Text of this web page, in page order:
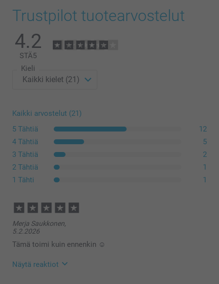
Trustpilot tuotearvostelut
4.2
STÄ5
Kieli
Kaikki arvostelut (21)
5 Tähtiä
12
4 Tähtiä
5
3 Tähtiä
2
2 Tähtiä
1
1 Tähti
1
Merja Saukkonen,
5.2.2026
Tämä toimi kuin ennenkin ☺️
Näytä reaktiot